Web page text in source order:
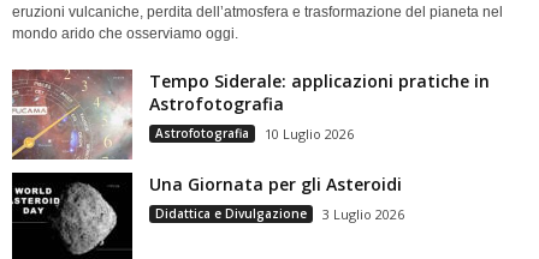
eruzioni vulcaniche, perdita dell’atmosfera e trasformazione del pianeta nel
mondo arido che osserviamo oggi.
Tempo Siderale: applicazioni pratiche in
Astrofotografia
Astrofotografia 10 Luglio 2026
Una Giornata per gli Asteroidi
Didattica e Divulgazione 3 Luglio 2026